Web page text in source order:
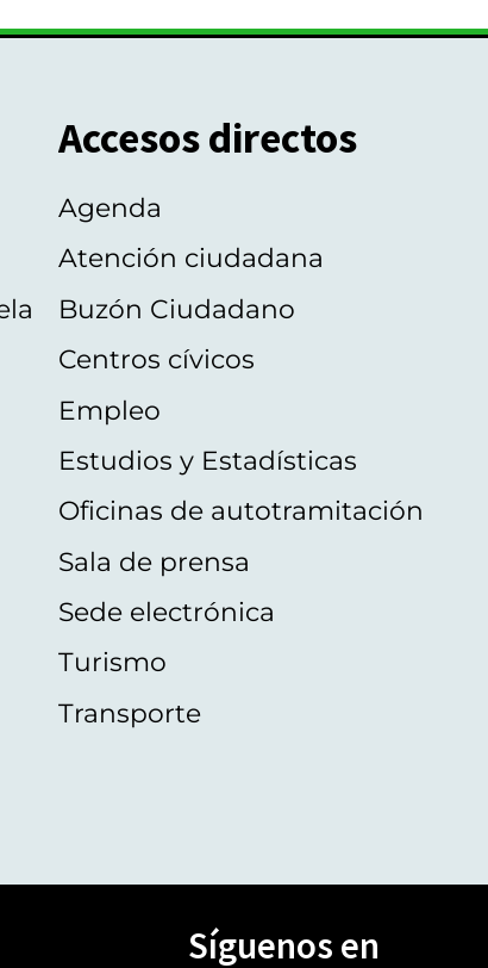
Accesos directos
Agenda
Atención ciudadana
Buzón Ciudadano
Centros cívicos
Empleo
Estudios y Estadísticas
Oficinas de autotramitación
Sala de prensa
Sede electrónica
Turismo
Transporte
Síguenos en